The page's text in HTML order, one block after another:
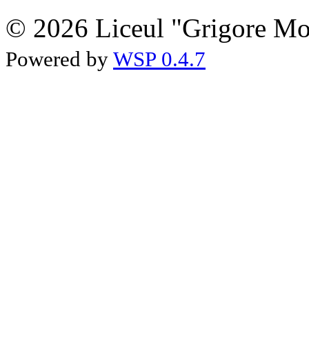
© 2026 Liceul "Grigore
Powered by WSP 0.4.7